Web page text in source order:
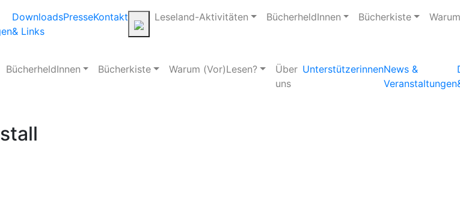
Downloads
& Links
PresseKontakt Leseland-Aktivitäten BücherheldInnen Bücherkiste
BücherheldInnen Bücherkiste Warum (Vor)Lesen?
Über
uns
UnterstützerinnenNews &
Veranstaltungen